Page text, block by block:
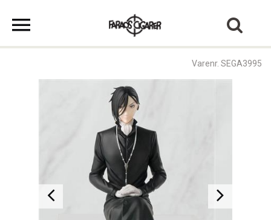
Varenr. SEGA3995